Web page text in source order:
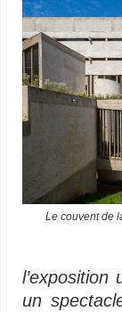
Le couvent de
un